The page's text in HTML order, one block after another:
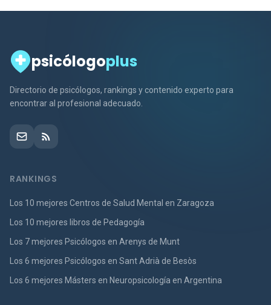
psicólogoplus
Directorio de psicólogos, rankings y contenido experto para
encontrar al profesional adecuado.
RANKINGS
Los 10 mejores Centros de Salud Mental en Zaragoza
Los 10 mejores libros de Pedagogía
Los 7 mejores Psicólogos en Arenys de Munt
Los 6 mejores Psicólogos en Sant Adrià de Besòs
Los 6 mejores Másters en Neuropsicología en Argentina